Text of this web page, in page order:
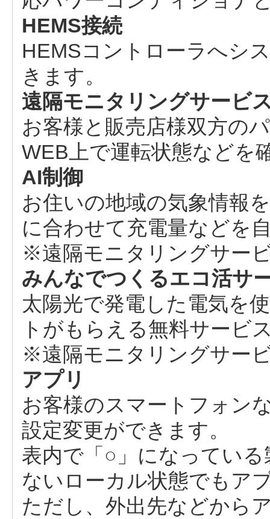
HEMS接続
HEMSコントローラへシ
きます。
遠隔モニタリングサービ
お客様と販売店様双方の
WEB上で運転状態などを
AI制御
お住いの地域の気象情報
に合わせて充電量などを
※遠隔モニタリングサー
みんなでつくるエコ活サ
太陽光で発電した電気を
トがもらえる無料サービ
※遠隔モニタリングサー
アプリ
お客様のスマートフォン
設定変更ができます。
表内で「○」になってい
ないローカル状態でもア
ただし、外出先などから